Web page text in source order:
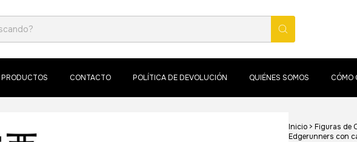
PRODUCTOS CONTACTO POLÍTICA DE DEVOLUCIÓN QUIÉNES SOMOS CÓMO
Inicio > Figuras de
Edgerunners con